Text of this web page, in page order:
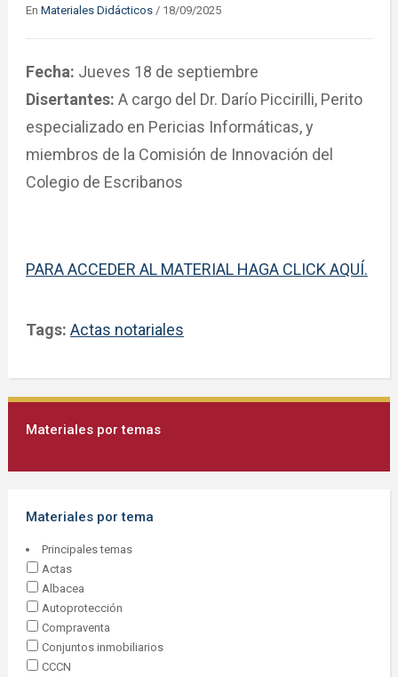
En Materiales Didácticos/ 18/09/2025
Fecha: Jueves 18 de septiembre
Disertantes: A cargo del Dr. Darío Piccirilli, Perito
especializado en Pericias Informáticas, y
miembros de la Comisión de Innovación del
Colegio de Escribanos
PARA ACCEDER AL MATERIAL HAGA CLICK AQUÍ.
Tags: Actas notariales
Materiales por temas
Materiales por tema
Principales temas
Actas
Albacea
Autoprotección
Compraventa
Conjuntos inmobiliarios
CCCN